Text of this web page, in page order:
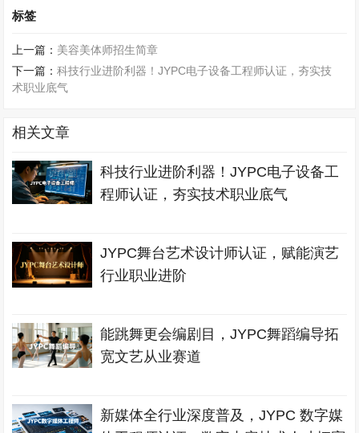
标签
上一篇： 美容美体师招生简章
下一篇：科技行业进阶利器！JYPC电子设备工程师认证，夯实技
术职业底气
相关文章
科技行业进阶利器！JYPC电子设备工
程师认证，夯实技术职业底气
JYPC舞台艺术设计师认证，赋能演艺
行业职业进阶
能跳舞更会编剧目，JYPC舞蹈编导拓
宽文艺从业赛道
新媒体全行业深度普及，JYPC 数字媒